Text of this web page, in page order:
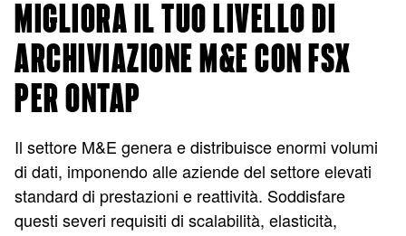
MIGLIORA IL TUO LIVELLO DI
ARCHIVIAZIONE M&E CON FSX
PER ONTAP
Il settore M&E genera e distribuisce enormi volumi
di dati, imponendo alle aziende del settore elevati
standard di prestazioni e reattività. Soddisfare
questi severi requisiti di scalabilità, elasticità,